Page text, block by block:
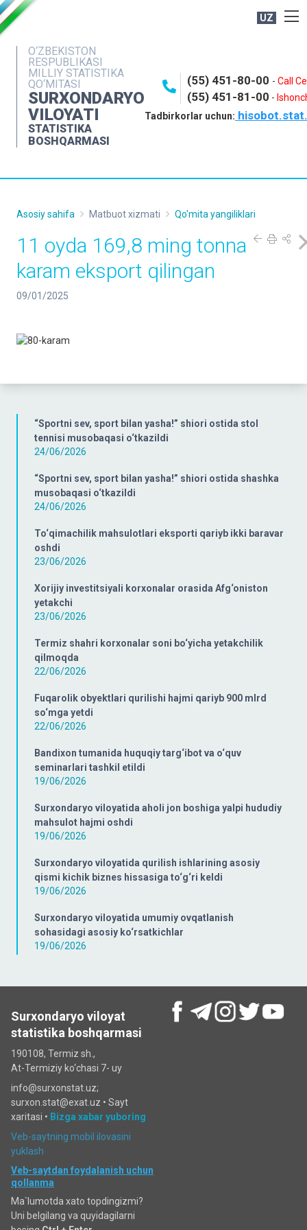
UZ
O‘ZBEKISTON
RESPUBLIKASI
MILLIY STATISTIKA
QO‘MITASI
SURXONDARYO
VILOYATI
STATISTIKA
BOSHQARMASI
(55) 451-80-00 -Call
(55) 451-81-00 -
Tadbirkorlar uchun:
OCHIQ MA'LUMOTLAR
NASHRLAR
INTERAKTIV XIZMATLAR
MATBUOT XIZMATI
“Sportni sev, sport bilan yasha!” shiori ostida stol
tennisi musobaqasi o‘tkazildi
24/06/2026
“Sportni sev, sport bilan yasha!” shiori ostida shashka
musobaqasi o‘tkazildi
24/06/2026
To‘qimachilik mahsulotlari eksporti qariyb ikki baravar
oshdi
23/06/2026
Xorijiy investitsiyali korxonalar orasida Afg‘oniston
yetakchi
23/06/2026
Termiz shahri korxonalar soni bo‘yicha yetakchilik
qilmoqda
22/06/2026
Fuqarolik obyektlari qurilishi hajmi qariyb 900 mlrd
so‘mga yetdi
22/06/2026
Bandixon tumanida huquqiy targ‘ibot va o‘quv
seminarlari tashkil etildi
19/06/2026
Surxondaryo viloyatida aholi jon boshiga yalpi hududiy
mahsulot hajmi oshdi
19/06/2026
Surxondaryo viloyatida qurilish ishlarining asosiy
qismi kichik biznes hissasiga to‘g‘ri keldi
19/06/2026
Surxondaryo viloyatida umumiy ovqatlanish
sohasidagi asosiy ko‘rsatkichlar
19/06/2026
Asosiy sahifa Matbuot xizmati Qo'mita yangiliklari
11 oyda 169,8 ming tonna
karam eksport qilingan
09/01/2025
Surxondaryo viloyat
statistika boshqarmasi
190108, Termiz sh.,
At-Termiziy ko‘chasi 7- uy
info@surxonstat.uz;
surxon.stat@exat.uz • Sayt
xaritasi • Bizga xabar yuboring
Veb-saytning mobil ilovasini
yuklash
Veb-saytdan foydalanish uchun
qollanma
Ma`lumotda xato topdingizmi?
Uni belgilang va quyidagilarni